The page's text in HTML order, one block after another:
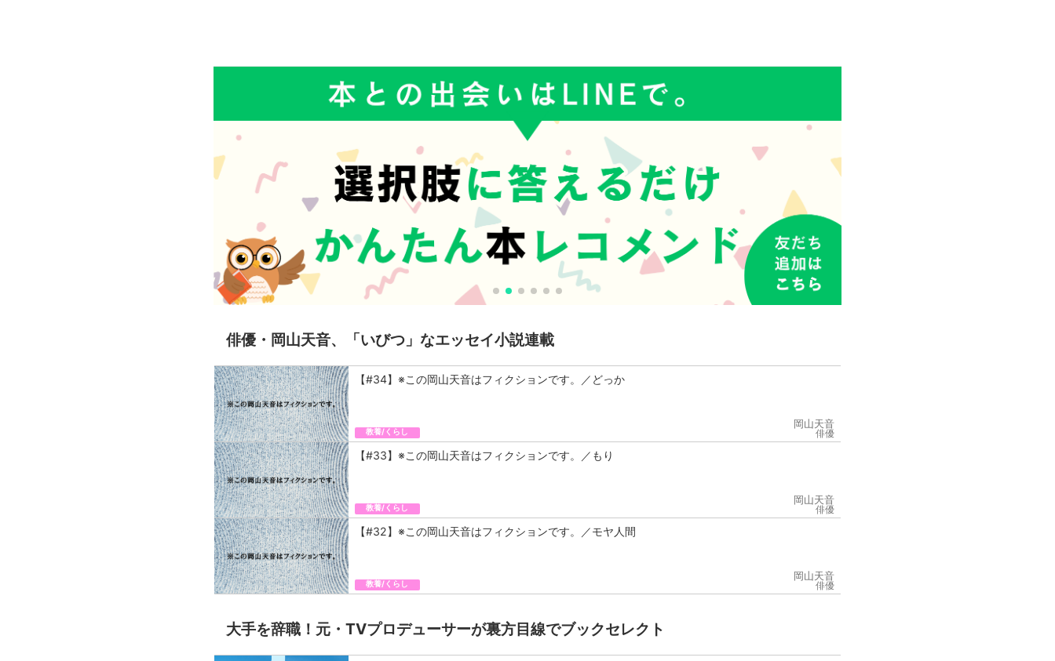
俳優・岡山天音、「いびつ」なエッセイ小説連載
【#34】※この岡山天音はフィクションです。／どっか
教養/くらし
岡山天音
俳優
【#33】※この岡山天音はフィクションです。／もり
教養/くらし
岡山天音
俳優
【#32】※この岡山天音はフィクションです。／モヤ人間
教養/くらし
岡山天音
俳優
大手を辞職！元・TVプロデューサーが裏方目線でブックセレクト